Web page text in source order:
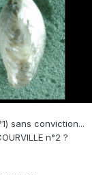
sans conviction...
n°2 ?